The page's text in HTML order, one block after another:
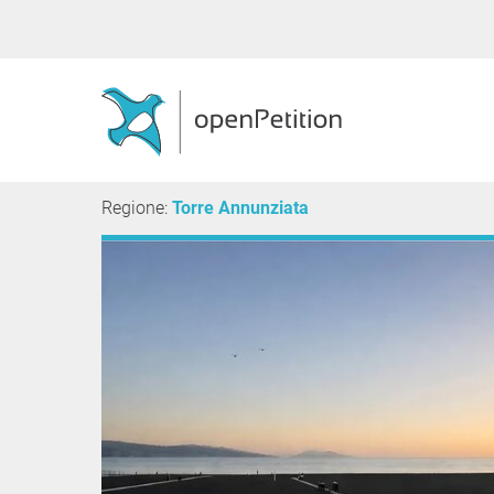
Regione: Torre Annunziata